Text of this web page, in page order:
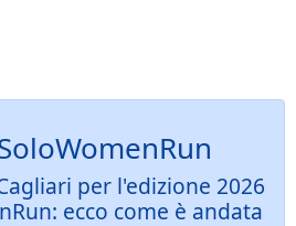
per l'edizione 2026
ecco come è andata